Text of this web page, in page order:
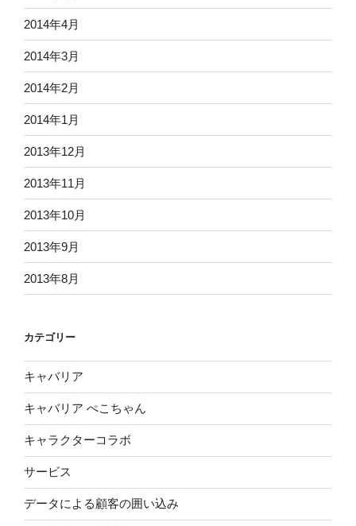
2014年4月
2014年3月
2014年2月
2014年1月
2013年12月
2013年11月
2013年10月
2013年9月
2013年8月
カテゴリー
キャバリア
キャバリア ぺこちゃん
キャラクターコラボ
サービス
データによる顧客の囲い込み